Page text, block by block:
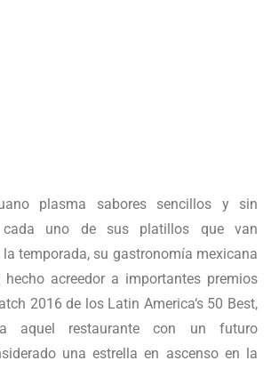
plasma sabores sencillos y sin
cada uno de sus platillos que van
temporada, su gastronomía mexicana
acreedor a importantes premios
2016 de los Latin America‘s 50 Best,
aquel restaurante con un futuro
una estrella en ascenso en la